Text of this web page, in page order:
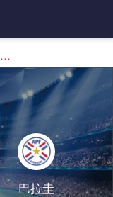
世南美预直播
巴拉圭